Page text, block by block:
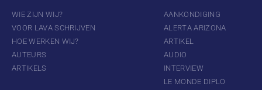
WIE ZIJN WIJ?
VOOR LAVA SCHRIJVEN
HOE WERKEN WIJ?
AUTEURS
ARTIKELS
AANKONDIGING
ALERTA ARIZONA
ARTIKEL
AUDIO
INTERVIEW
LE MONDE DIPLO